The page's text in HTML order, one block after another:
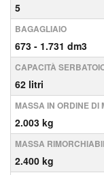
5
BAGAGLIAIO
673 - 1.731 dm3
CAPACITÀ
62 litri
MASSA IN ORDINE DI
2.003 kg
MASSA
2.400 kg